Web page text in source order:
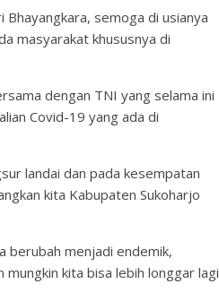
semoga di usianya
masyarakat khususnya di
dengan TNI yang selama ini
Covid-19 yang ada di
landai dan pada kesempatan
kita Kabupaten Sukoharjo
berubah menjadi endemik,
kita bisa lebih longgar lagi